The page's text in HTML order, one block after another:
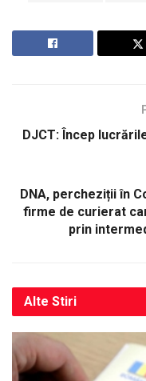
DJCT: Încep
DNA, percheziții în
firme de curierat
prin
Alte Stiri